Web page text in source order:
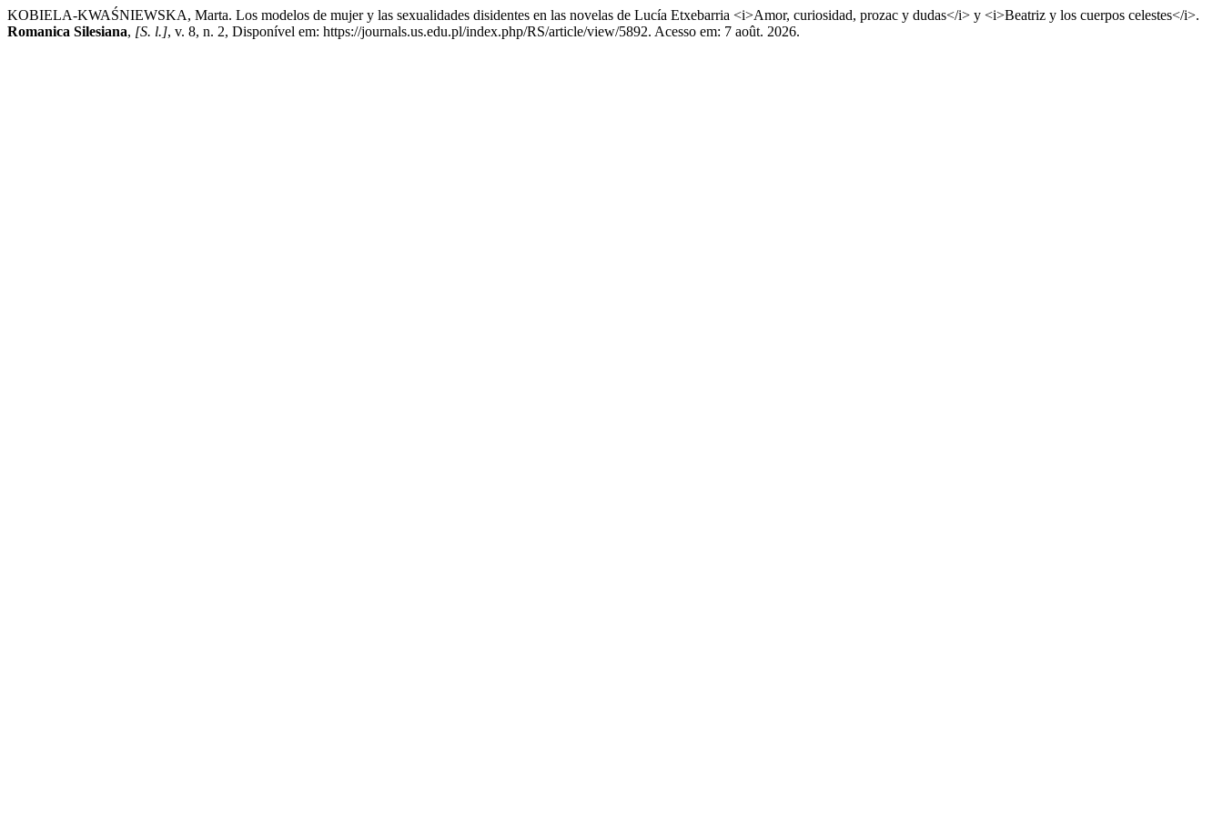
KOBIELA-KWAŚNIEWSKA, Marta. Los modelos de mujer y las sexualidades disidentes en las novelas de Lucía Etxebarria <i>Amor, curiosidad, prozac y dudas</i> y <i>Beatriz y los cuerpos celestes</i>.
Romanica Silesiana, [S. l.], v. 8, n. 2, Disponível em: https://journals.us.edu.pl/index.php/RS/article/view/5892. Acesso em: 7 août. 2026.